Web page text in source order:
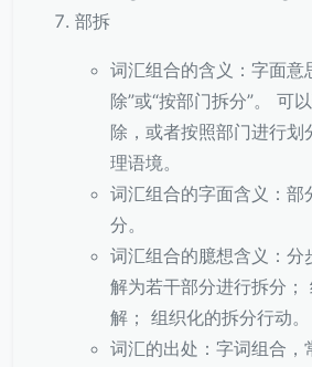
部拆
词汇组合的含义：字面意
除”或“按部门拆分”。 可
除，或者按照部门进行划
理语境。
词汇组合的字面含义：部
分。
词汇组合的臆想含义：分
解为若干部分进行拆分；
解； 组织化的拆分行动。
词汇的出处：字词组合，